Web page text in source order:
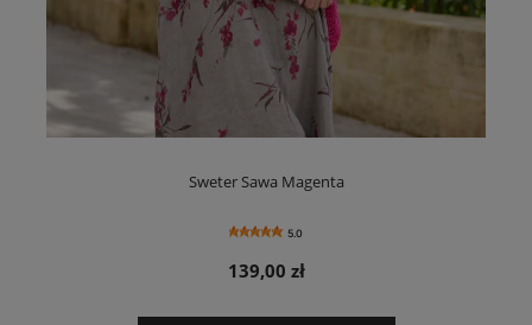
Sweter Sawa Magenta
5.0
139,00 zł